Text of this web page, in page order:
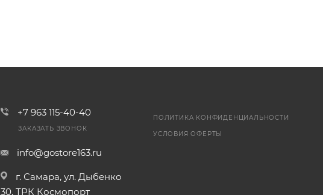
+7 963 115-40-40
ЗАКАЗАТЬ ЗВОНОК
info@gostore163.ru
г. Самара, ул. Дыбенко
30, ТРК Космопорт
ПОЛИТИКА КОНФИДЕНЦИАЛЬНОСТИ
УСЛОВИЯ ОФЕРТЫ